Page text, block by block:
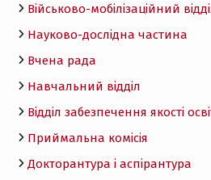
Військово-мобілізаційний
Науково-дослідна частина
Вчена рада
Навчальний відділ
Відділ забезпечення якості
Приймальна комісія
Докторантура і аспірантура